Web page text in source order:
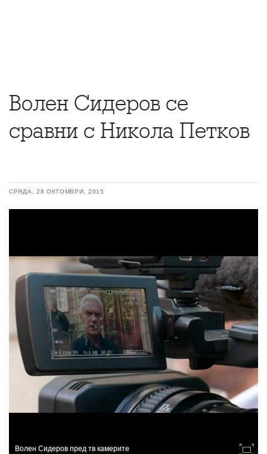
Волен Сидеров се
сравни с Никола Петков
СРЯДА, 28 ОКТОМВРИ, 2015
Волен Сидеров пред тв камерите